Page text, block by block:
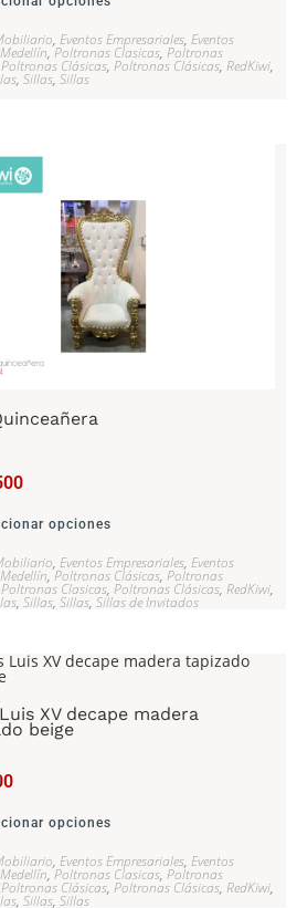
, Eventos Empresariales, Eventos
Medellín,Poltronas Clasicas, Poltronas
Poltronas Clásicas, Poltronas Clásicas, RedKiwi,
, Sillas, Sillas
opciones
, Eventos Empresariales, Eventos
Medellín,Poltronas Clásicas, Poltronas
Poltronas Clasicas, Poltronas Clásicas, RedKiwi,
, Sillas, Sillas, Sillas de Invitados
XV decape madera
beige
opciones
, Eventos Empresariales, Eventos
Medellín,Poltronas Clasicas, Poltronas
Poltronas Clásicas, Poltronas Clásicas, RedKiwi,
, Sillas, Sillas